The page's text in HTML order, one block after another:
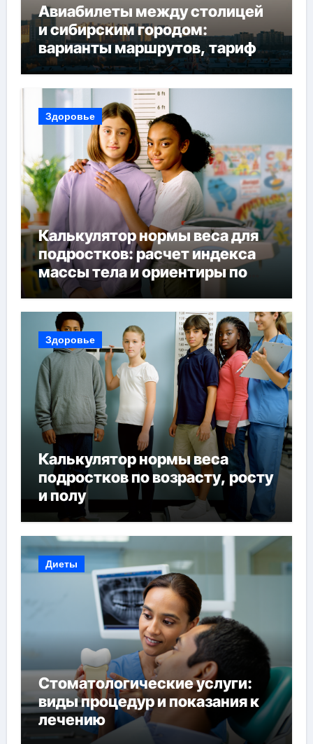
Авиабилеты между столицей
и сибирским городом:
варианты маршрутов, тарифы
и советы по планированию
поездки
Здоровье
Калькулятор нормы веса для
подростков: расчет индекса
массы тела и ориентиры по
возрасту, росту и полу
Здоровье
Калькулятор нормы веса
подростков по возрасту, росту
и полу
Диеты
Стоматологические услуги:
виды процедур и показания к
лечению